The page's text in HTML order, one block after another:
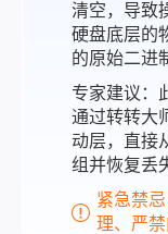
清空，导致
硬盘底层的
的原始二进
专家建议：
通过转转大
动层，直接
组并恢复丢
紧急禁
理、严禁